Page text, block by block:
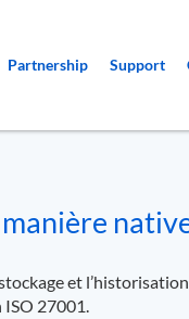
Partnership Support
et
27001.